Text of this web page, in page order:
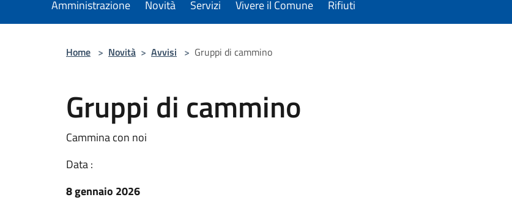
Amministrazione Novità Servizi Vivere il Comune Rifiuti
Home > Novità > Avvisi > Gruppi di cammino
Gruppi di cammino
Cammina con noi
Data :
8 gennaio 2026